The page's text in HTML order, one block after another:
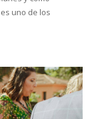
uno de los